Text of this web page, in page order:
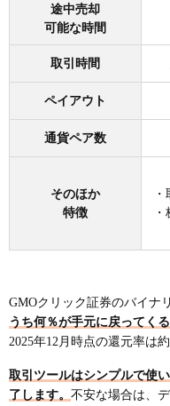
途中売却
可能な時間
取引時間
ペイアウト
通貨ペア数
そのほか
特徴
GMOクリック証券のバイナ
うち何％が手元に戻ってく
2025年12月時点の還元率は
取引ツールはシンプルで使
了します。 不安な場合は、